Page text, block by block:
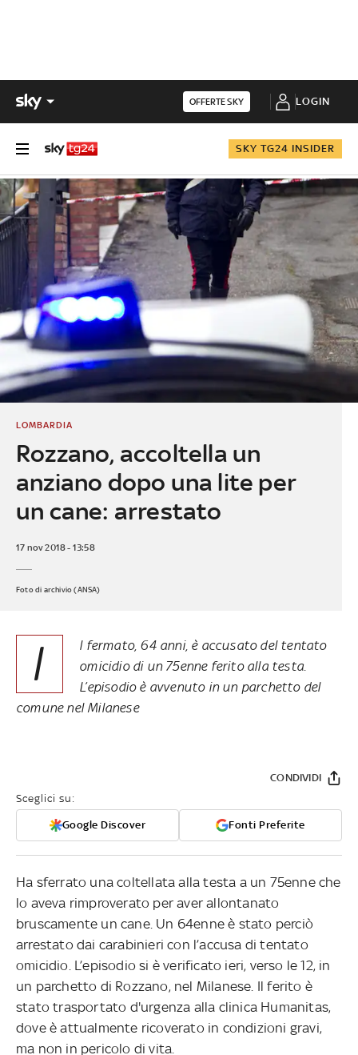
OFFERTE SKY LOGIN
SKY TG24 INSIDER
Rozzano, accoltella un
anziano dopo una lite per
un cane: arrestato
LOMBARDIA
17 nov 2018 - 13:58
Foto di archivio (ANSA)
I
l fermato, 64 anni, è accusato del tentato
omicidio di un 75enne ferito alla testa.
L’episodio è avvenuto in un parchetto del
comune nel Milanese
Sceglici su:
Google Discover Fonti Preferite
CONDIVIDI
Ha sferrato una coltellata alla testa a un 75enne che
lo aveva rimproverato per aver allontanato
bruscamente un cane. Un 64enne è stato perciò
arrestato dai carabinieri con l’accusa di tentato
omicidio. L’episodio si è verificato ieri, verso le 12, in
un parchetto di Rozzano, nel Milanese. Il ferito è
stato trasportato d'urgenza alla clinica Humanitas,
dove è attualmente ricoverato in condizioni gravi,
ma non in pericolo di vita.